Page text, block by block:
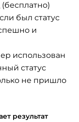
был статус
и
использован
статус
не пришло
результат